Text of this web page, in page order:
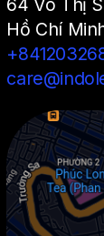
64 Võ Thị
Hồ Chí